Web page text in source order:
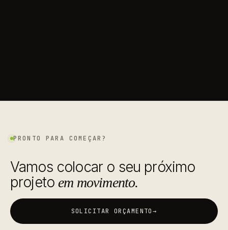
PRONTO PARA COMEÇAR?
Vamos colocar o seu próximo
projetoem movimento.
SOLICITAR ORÇAMENTO→